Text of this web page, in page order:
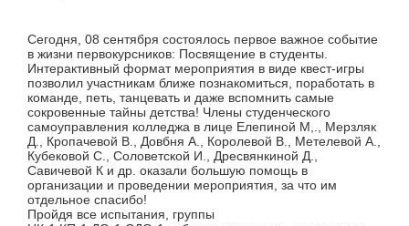
Сегодня, 08 сентября состоялось первое важное событие
в жизни первокурсников: Посвящение в студенты.
Интерактивный формат мероприятия в виде квест-игры
позволил участникам ближе познакомиться, поработать в
команде, петь, танцевать и даже вспомнить самые
сокровенные тайны детства! Члены студенческого
самоуправления колледжа в лице Елепиной М,., Мерзляк
Д., Кропачевой В., Довбня А., Королевой В., Метелевой А.,
Кубековой С., Соловетской И., Дресвянкиной Д.,
Савичевой К и др. оказали большую помощь в
организации и проведении мероприятия, за что им
отдельное спасибо!
Пройдя все испытания, группы